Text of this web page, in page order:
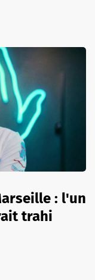
: l'un
trahi